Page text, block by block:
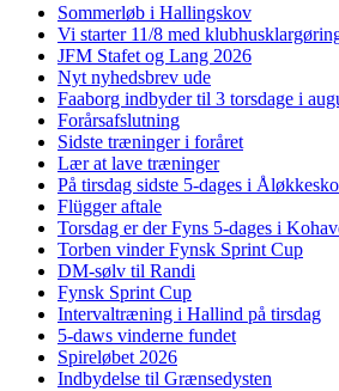
Sommerløb i Hallingskov
Vi starter 11/8 med
JFM Stafet og Lang 2026
Nyt nyhedsbrev ude
Faaborg indbyder til 3 torsdage i
Forårsafslutning
Sidste træninger i foråret
Lær at lave træninger
På tirsdag sidste 5-dages i
Flügger aftale
Torsdag er der Fyns 5-dages i
Torben vinder Fynsk Sprint Cup
DM-sølv til Randi
Fynsk Sprint Cup
Intervaltræning i Hallind på tirsdag
5-daws vinderne fundet
Spireløbet 2026
Indbydelse til Grænsedysten